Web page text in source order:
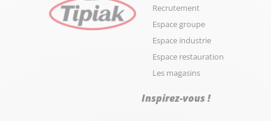
Recrutement
Espace groupe
Espace industrie
Espace restauration
Les magasins
Inspirez-vous !